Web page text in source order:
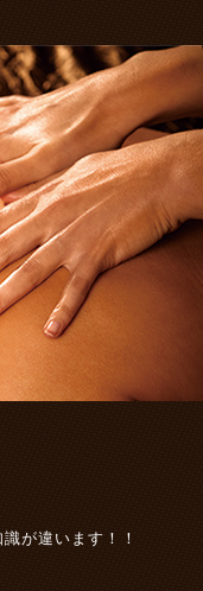
が違います！！